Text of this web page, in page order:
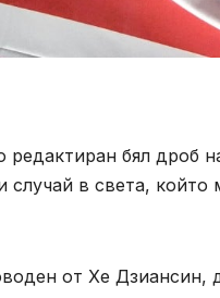
редактиран бял дроб
случай в света,
от Хе Дзиансин,